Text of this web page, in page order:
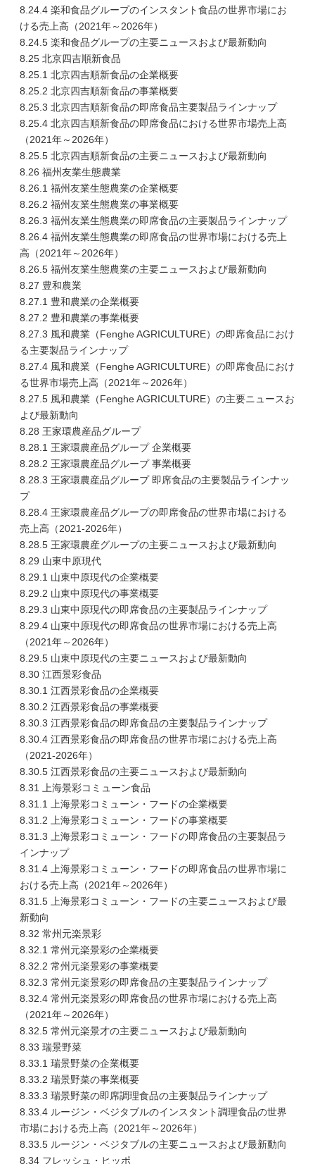
8.24.4 楽和食品グループのインスタント食品の世界市場にお
ける売上高（2021年～2026年）
8.24.5 楽和食品グループの主要ニュースおよび最新動向
8.25 北京四吉順新食品
8.25.1 北京四吉順新食品の企業概要
8.25.2 北京四吉順新食品の事業概要
8.25.3 北京四吉順新食品の即席食品主要製品ラインナップ
8.25.4 北京四吉順新食品の即席食品における世界市場売上高
（2021年～2026年）
8.25.5 北京四吉順新食品の主要ニュースおよび最新動向
8.26 福州友業生態農業
8.26.1 福州友業生態農業の企業概要
8.26.2 福州友業生態農業の事業概要
8.26.3 福州友業生態農業の即席食品の主要製品ラインナップ
8.26.4 福州友業生態農業の即席食品の世界市場における売上
高（2021年～2026年）
8.26.5 福州友業生態農業の主要ニュースおよび最新動向
8.27 豊和農業
8.27.1 豊和農業の企業概要
8.27.2 豊和農業の事業概要
8.27.3 風和農業（Fenghe AGRICULTURE）の即席食品におけ
る主要製品ラインナップ
8.27.4 風和農業（Fenghe AGRICULTURE）の即席食品におけ
る世界市場売上高（2021年～2026年）
8.27.5 風和農業（Fenghe AGRICULTURE）の主要ニュースお
よび最新動向
8.28 王家環農産品グループ
8.28.1 王家環農産品グループ 企業概要
8.28.2 王家環農産品グループ 事業概要
8.28.3 王家環農産品グループ 即席食品の主要製品ラインナッ
プ
8.28.4 王家環農産品グループの即席食品の世界市場における
売上高（2021-2026年）
8.28.5 王家環農産グループの主要ニュースおよび最新動向
8.29 山東中原現代
8.29.1 山東中原現代の企業概要
8.29.2 山東中原現代の事業概要
8.29.3 山東中原現代の即席食品の主要製品ラインナップ
8.29.4 山東中原現代の即席食品の世界市場における売上高
（2021年～2026年）
8.29.5 山東中原現代の主要ニュースおよび最新動向
8.30 江西景彩食品
8.30.1 江西景彩食品の企業概要
8.30.2 江西景彩食品の事業概要
8.30.3 江西景彩食品の即席食品の主要製品ラインナップ
8.30.4 江西景彩食品の即席食品の世界市場における売上高
（2021-2026年）
8.30.5 江西景彩食品の主要ニュースおよび最新動向
8.31 上海景彩コミューン食品
8.31.1 上海景彩コミューン・フードの企業概要
8.31.2 上海景彩コミューン・フードの事業概要
8.31.3 上海景彩コミューン・フードの即席食品の主要製品ラ
インナップ
8.31.4 上海景彩コミューン・フードの即席食品の世界市場に
おける売上高（2021年～2026年）
8.31.5 上海景彩コミューン・フードの主要ニュースおよび最
新動向
8.32 常州元楽景彩
8.32.1 常州元楽景彩の企業概要
8.32.2 常州元楽景彩の事業概要
8.32.3 常州元楽景彩の即席食品の主要製品ラインナップ
8.32.4 常州元楽景彩の即席食品の世界市場における売上高
（2021年～2026年）
8.32.5 常州元楽景才の主要ニュースおよび最新動向
8.33 瑞景野菜
8.33.1 瑞景野菜の企業概要
8.33.2 瑞景野菜の事業概要
8.33.3 瑞景野菜の即席調理食品の主要製品ラインナップ
8.33.4 ルージン・ベジタブルのインスタント調理食品の世界
市場における売上高（2021年～2026年）
8.33.5 ルージン・ベジタブルの主要ニュースおよび最新動向
8.34 フレッシュ・ヒッポ